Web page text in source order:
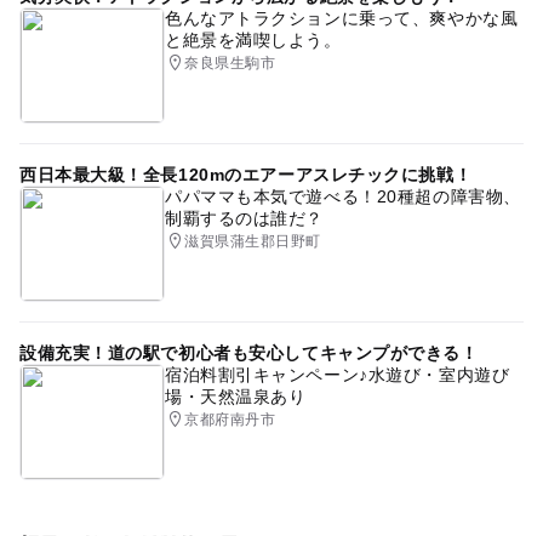
色んなアトラクションに乗って、爽やかな風
と絶景を満喫しよう。
奈良県生駒市
西日本最大級！全長120mのエアーアスレチックに挑戦！
パパママも本気で遊べる！20種超の障害物、
制覇するのは誰だ？
滋賀県蒲生郡日野町
設備充実！道の駅で初心者も安心してキャンプができる！
宿泊料割引キャンペーン♪水遊び・室内遊び
場・天然温泉あり
京都府南丹市